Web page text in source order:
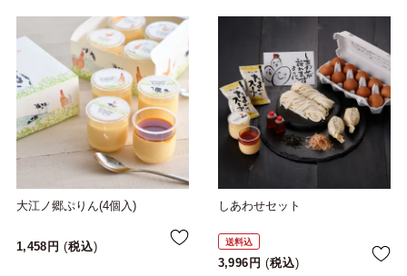
大江ノ郷ぷりん(4個入)
1,458 税込
しあわせセット
送料込
3,996 税込